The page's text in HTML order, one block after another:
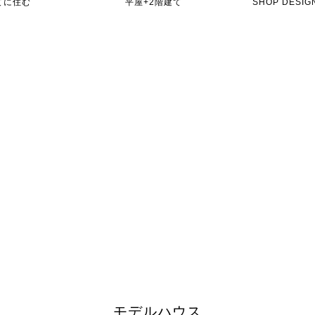
に住む 平屋+2階建て SHOP
モデルハウス